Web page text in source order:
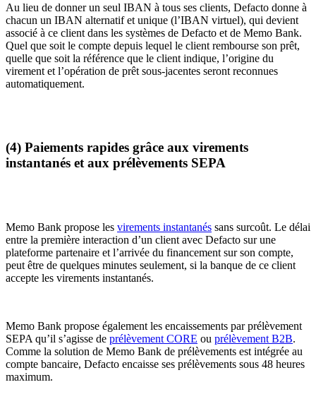
Au lieu de donner un seul IBAN à tous ses clients, Defacto donne à
chacun un IBAN alternatif et unique (l’IBAN virtuel), qui devient
associé à ce client dans les systèmes de Defacto et de Memo Bank.
Quel que soit le compte depuis lequel le client rembourse son prêt,
quelle que soit la référence que le client indique, l’origine du
virement et l’opération de prêt sous-jacentes seront reconnues
automatiquement.
(4) Paiements rapides grâce aux virements
instantanés et aux prélèvements SEPA
Memo Bank propose les virements instantanés sans surcoût. Le délai
entre la première interaction d’un client avec Defacto sur une
plateforme partenaire et l’arrivée du financement sur son compte,
peut être de quelques minutes seulement, si la banque de ce client
accepte les virements instantanés.
Memo Bank propose également les encaissements par prélèvement
SEPA qu’il s’agisse de prélèvement CORE ou prélèvement B2B.
Comme la solution de Memo Bank de prélèvements est intégrée au
compte bancaire, Defacto encaisse ses prélèvements sous 48 heures
maximum.